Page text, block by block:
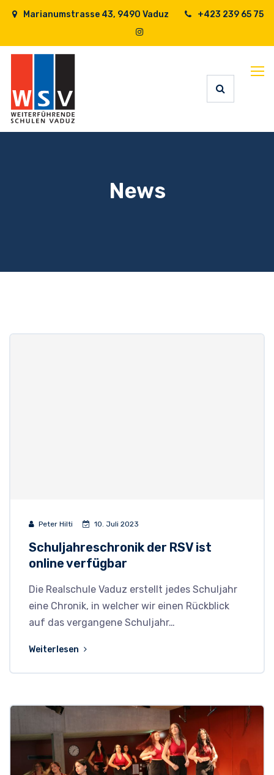
Marianumstrasse 43, 9490 Vaduz +423 239 65 75
News
Peter Hilti 10. Juli 2023
Schuljahreschronik der RSV ist
online verfügbar
Die Realschule Vaduz erstellt jedes Schuljahr
eine Chronik, in welcher wir einen Rückblick
auf das vergangene Schuljahr…
Weiterlesen